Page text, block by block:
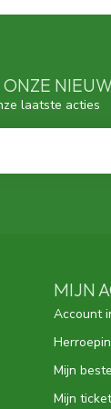
laatste acties
MIJN
Account
Mijn
Mijn